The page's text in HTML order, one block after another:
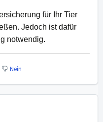
für Ihr Tier
Jedoch ist dafür
notwendig.
Nein